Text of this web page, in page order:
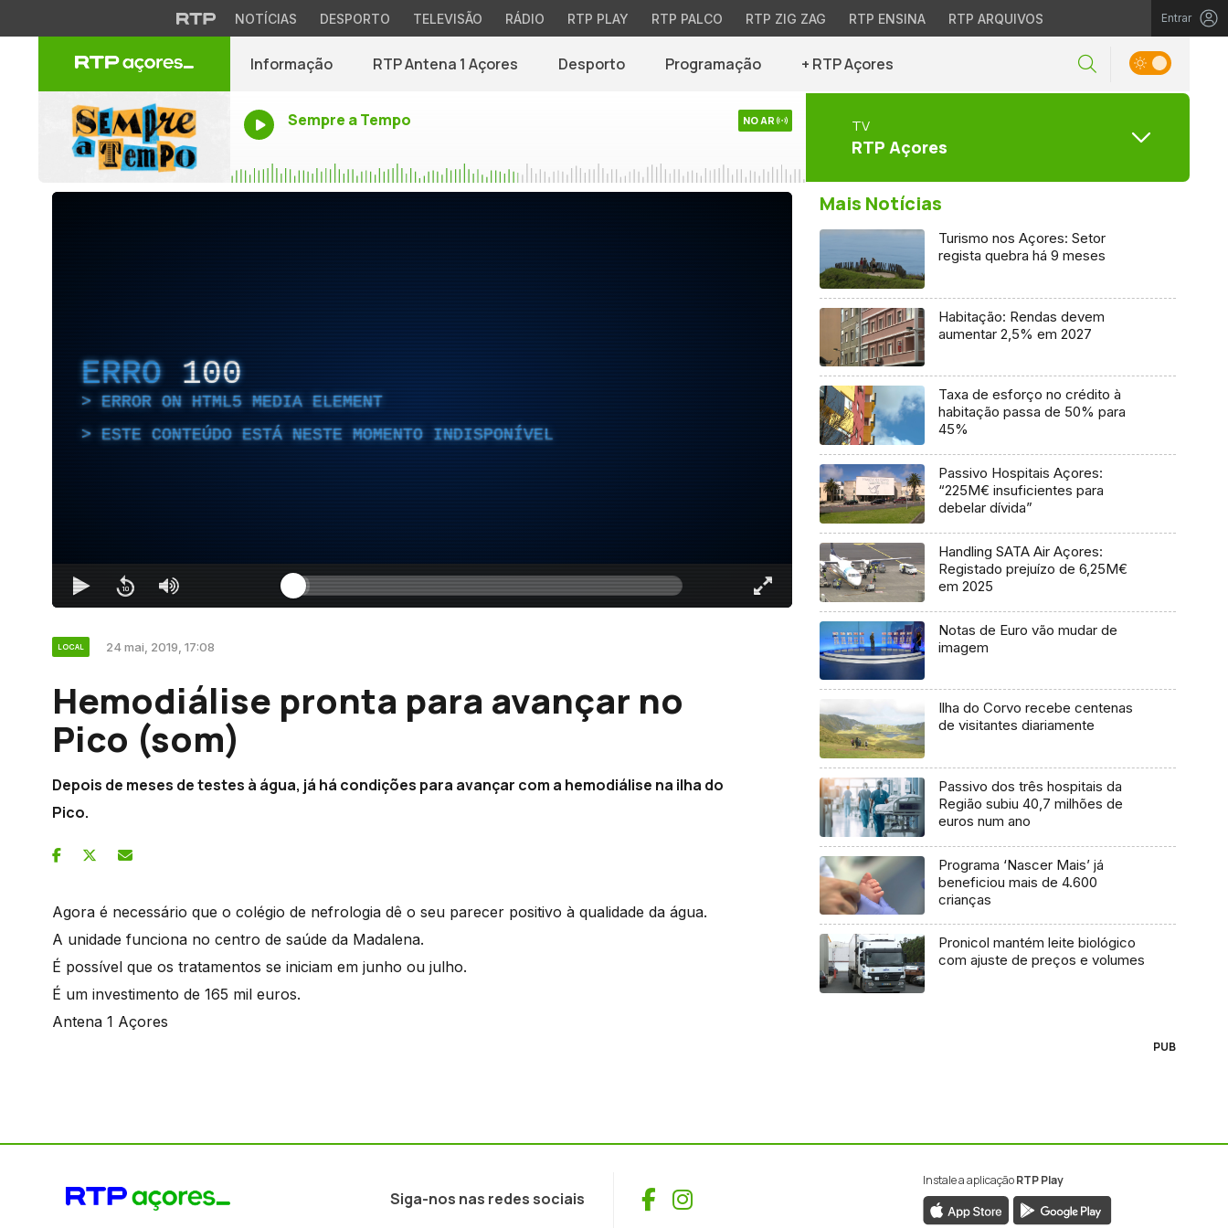
NOTÍCIAS DESPORTO TELEVISÃO RÁDIO RTP PLAY RTP PALCO RTP ZIG ZAG RTP ENSINA RTP ARQUIVOS Entrar
Informação RTP Antena 1 Açores Desporto Programação + RTP Açores
Sempre a Tempo NO AR TV
RTP Açores
ERRO 100
ERROR ON HTML5 MEDIA ELEMENT
ESTE CONTEÚDO ESTÁ NESTE MOMENTO INDISPONÍVEL
LOCAL 24 mai, 2019, 17:08
Hemodiálise pronta para avançar no
Pico (som)
Depois de meses de testes à água, já há condições para avançar com a hemodiálise na ilha do
Pico.
Agora é necessário que o colégio de nefrologia dê o seu parecer positivo à qualidade da água.
A unidade funciona no centro de saúde da Madalena.
É possível que os tratamentos se iniciam em junho ou julho.
É um investimento de 165 mil euros.
Antena 1 Açores
Mais Notícias
Turismo nos Açores: Setor
regista quebra há 9 meses
Habitação: Rendas devem
aumentar 2,5% em 2027
Taxa de esforço no crédito à
habitação passa de 50% para
45%
Passivo Hospitais Açores:
“225M€ insuficientes para
debelar dívida”
Handling SATA Air Açores:
Registado prejuízo de 6,25M€
em 2025
Notas de Euro vão mudar de
imagem
Ilha do Corvo recebe centenas
de visitantes diariamente
Passivo dos três hospitais da
Região subiu 40,7 milhões de
euros num ano
Programa ‘Nascer Mais’ já
beneficiou mais de 4.600
crianças
Pronicol mantém leite biológico
com ajuste de preços e volumes
PUB
Siga-nos nas redes sociais Facebook
Instagram
Instale a aplicaçãoRTP Play